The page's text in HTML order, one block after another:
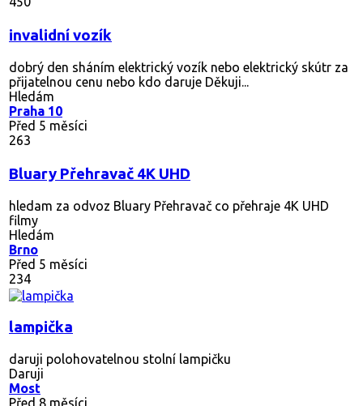
invalidní vozík
dobrý den sháním elektrický vozík nebo elektrický skútr za
přijatelnou cenu nebo kdo daruje Děkuji...
Hledám
Praha 10
Před 5 měsíci
263
Bluary Přehravač 4K UHD
hledam za odvoz Bluary Přehravač co přehraje 4K UHD
filmy
Hledám
Brno
Před 5 měsíci
234
lampička
daruji polohovatelnou stolní lampičku
Daruji
Most
Před 8 měsíci